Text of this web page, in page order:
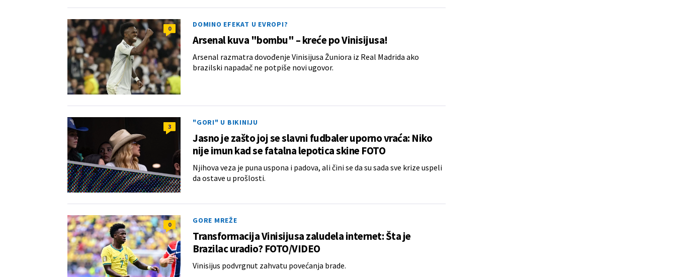
0 DOMINO EFEKAT U EVROPI?
Arsenal kuva "bombu" – kreće po Vinisijusa!
Arsenal razmatra dovođenje Vinisijusa Žuniora iz Real Madrida ako
brazilski napadač ne potpiše novi ugovor.
3 "GORI" U BIKINIJU
Jasno je zašto joj se slavni fudbaler uporno vraća: Niko
nije imun kad se fatalna lepotica skine FOTO
Njihova veza je puna uspona i padova, ali čini se da su sada sve krize uspeli
da ostave u prošlosti.
0 GORE MREŽE
Transformacija Vinisijusa zaludela internet: Šta je
Brazilac uradio? FOTO/VIDEO
Vinisijus podvrgnut zahvatu povećanja brade.